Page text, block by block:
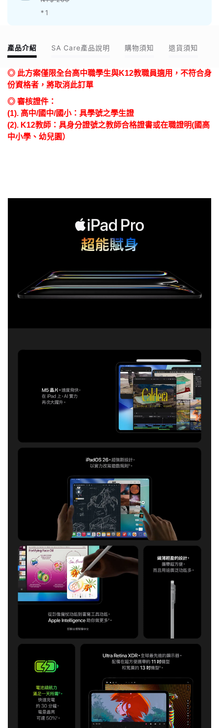
*1
產品介紹 SA Care產品說明 購物須知 退貨須知
◎ 此方案僅限全台高中職學生與K12教職員適用，不符合身
份資格者，將取消此訂單
◎ 審核證件：
(1). 高中/國中/國小：具學號之學生證
(2). K12教師：具身分證號之教師合格證書或在職證明(國高
中小學、幼兒園）